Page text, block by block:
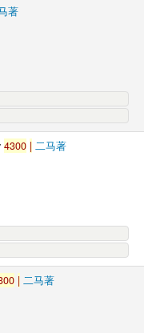
著
4300 | 二马著
| 二马著